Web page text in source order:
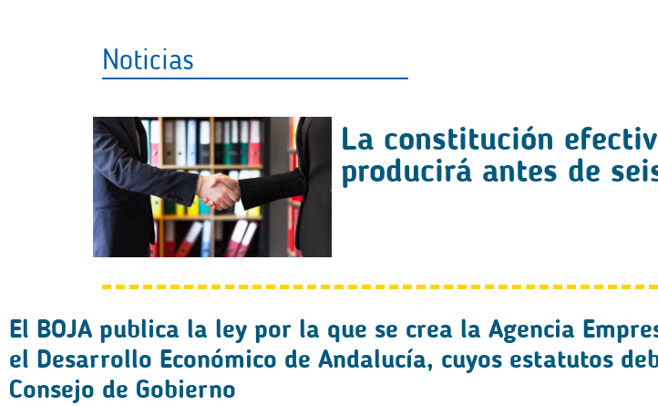
Noticias
La constitución
producirá antes de
El BOJA publica la ley por la que se crea la Agencia
el Desarrollo Económico de Andalucía, cuyos estatutos
Consejo de Gobierno